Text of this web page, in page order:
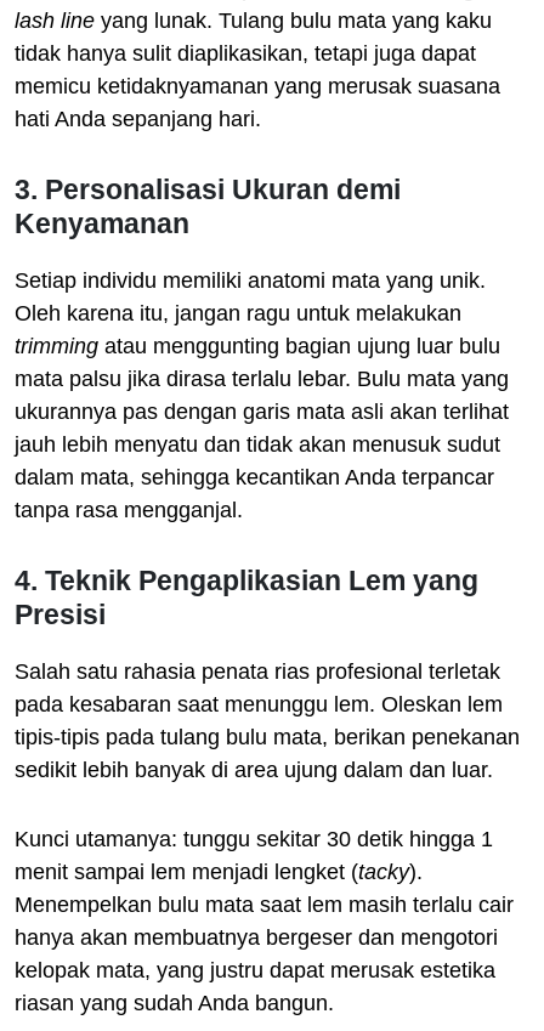
lash line yang lunak. Tulang bulu mata yang kaku
tidak hanya sulit diaplikasikan, tetapi juga dapat
memicu ketidaknyamanan yang merusak suasana
hati Anda sepanjang hari.
3. Personalisasi Ukuran demi
Kenyamanan
Setiap individu memiliki anatomi mata yang unik.
Oleh karena itu, jangan ragu untuk melakukan
trimming atau menggunting bagian ujung luar bulu
mata palsu jika dirasa terlalu lebar. Bulu mata yang
ukurannya pas dengan garis mata asli akan terlihat
jauh lebih menyatu dan tidak akan menusuk sudut
dalam mata, sehingga kecantikan Anda terpancar
tanpa rasa mengganjal.
4. Teknik Pengaplikasian Lem yang
Presisi
Salah satu rahasia penata rias profesional terletak
pada kesabaran saat menunggu lem. Oleskan lem
tipis-tipis pada tulang bulu mata, berikan penekanan
sedikit lebih banyak di area ujung dalam dan luar.
Kunci utamanya: tunggu sekitar 30 detik hingga 1
menit sampai lem menjadi lengket (tacky).
Menempelkan bulu mata saat lem masih terlalu cair
hanya akan membuatnya bergeser dan mengotori
kelopak mata, yang justru dapat merusak estetika
riasan yang sudah Anda bangun.